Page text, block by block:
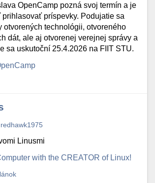
OpenCamp pozná svoj termín a je
príspevky. Podujatie sa
otvorených technológii, otvoreného
dát, ale aj otvorenej verejnej správy a
sa uskutoční 25.4.2026 na FIIT STU.
redhawk1975
Linusmi
with the CREATOR of Linux!